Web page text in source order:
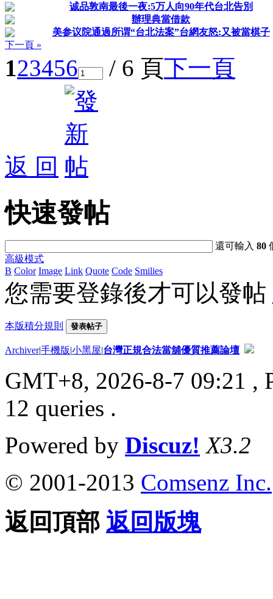
诚品敦南最後一夜:5万人向90年代台北告別
辦理典當借款
美参议院通過所谓“台北法案”台網友怒:又被當棋子
下一頁 »
123456 / 6 頁下一頁
返 回
快速發帖
還可輸入80
高級模式
B Color Image Link Quote Code Smilies
您需要登錄後才可以發帖
本版積分規則 發表帖子
Archiver|手機版|小黑屋|台灣正規合法當舖優質推薦論壇
GMT+8, 2026-8-7 09:21 ,
12 queries .
Powered by Discuz! X3.2
© 2001-2013 Comsenz Inc.
返回頂部 返回版塊